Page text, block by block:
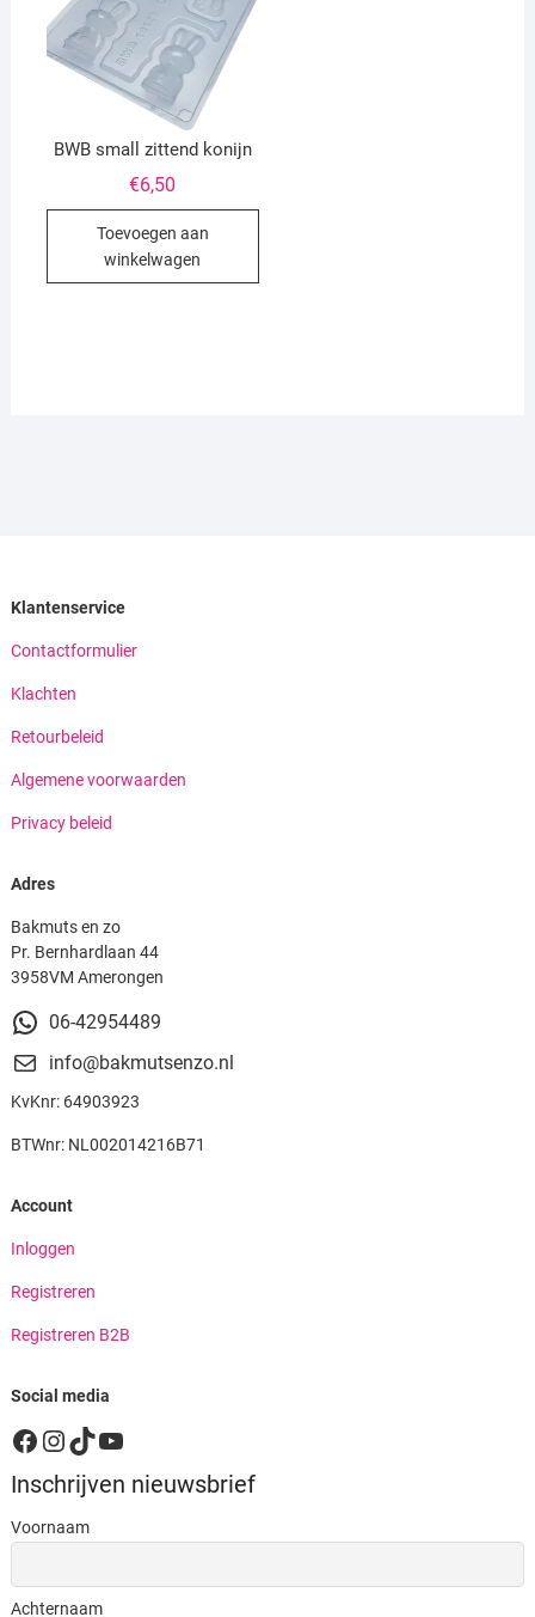
BWB small zittend konijn
€6,50
Toevoegen aan
winkelwagen
Klantenservice
Contactformulier
Klachten
Retourbeleid
Algemene voorwaarden
Privacy beleid
Adres
Bakmuts en zo
Pr. Bernhardlaan 44
3958VM Amerongen
06-42954489
info@bakmutsenzo.nl
KvKnr: 64903923
BTWnr: NL002014216B71
Account
Inloggen
Registreren
Registreren B2B
Social media
Facebook
Instagram
TikTok
YouTube
Inschrijven nieuwsbrief
Voornaam
Achternaam